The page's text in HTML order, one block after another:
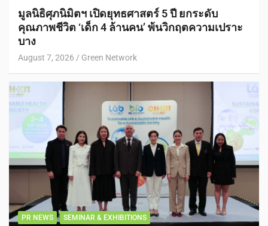
มูลนิธิศุภนิมิตฯ เปิดยุทธศาสตร์ 5 ปี ยกระดับ
คุณภาพชีวิต ‘เด็ก 4 ล้านคน’ พ้นวิกฤตความเปราะ
บาง
August 7, 2026 Green Network
PR NEWS SEMINAR & EXHIBITIONS